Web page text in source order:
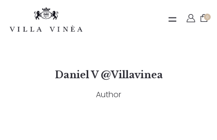
0
Contact
Daniel V @Villavinea
Author